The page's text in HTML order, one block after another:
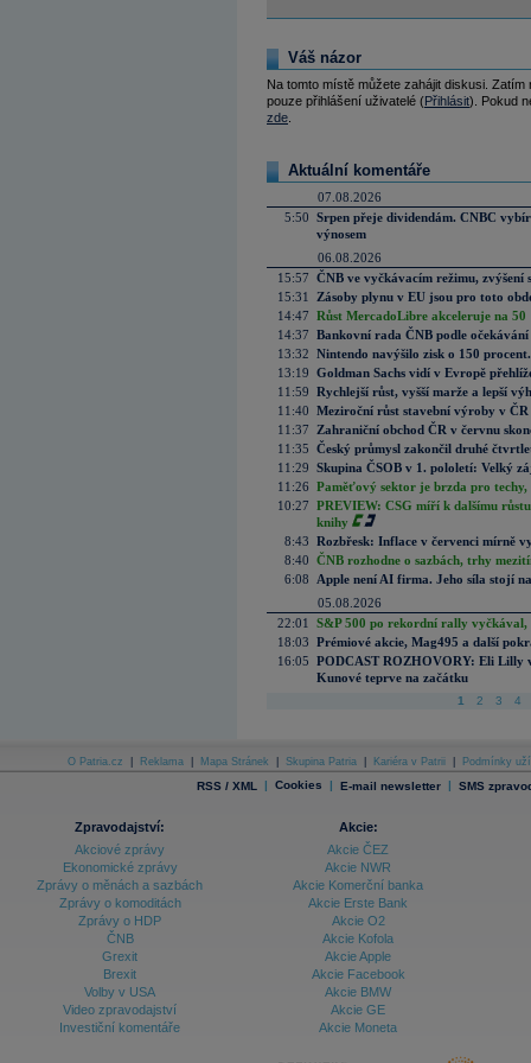
Váš názor
Na tomto místě můžete zahájit diskusi.
pouze přihlášení uživatelé (Přihlásit). Pokud
zde
Aktuální komentáře
07.08.2026
5:50 Srpen přeje dividendám. CNBC
výnosem
06.08.2026
15:57 ČNB ve vyčkávacím režimu, zvýšení
15:31
Zásoby plynu v EU jsou pro toto
14:47 Růst MercadoLibre akceleruje na
14:37 Bankovní rada ČNB podle
13:32 Nintendo navýšilo zisk o 150
13:19 Goldman Sachs vidí v Evropě
11:59 Rychlejší růst, vyšší marže a lepší
11:40 Meziroční růst stavební výroby v
11:37
Zahraniční obchod ČR v červnu
11:35 Český průmysl zakončil druhé
11:29 Skupina ČSOB v 1. pololetí: Velký
11:26 Paměťový sektor je brzda pro techy,
10:27 PREVIEW: CSG míří k dalšímu
knihy
8:43 Rozbřesk: Inflace v červenci mírně
8:40 ČNB rozhodne o sazbách, trhy
6:08
Apple není AI firma. Jeho síla stojí
05.08.2026
22:01
S&P 500 po rekordní rally vyčkával,
18:03 Prémiové akcie, Mag495 a další
16:05 PODCAST ROZHOVORY: Eli Lilly
Kunové teprve na začátku
1 2 3 4
O Patria.cz Reklama Mapa Stránek Skupina Patria Kariéra v Patrii Podmínky
RSS / XML | Cookies | E-mail newsletter | SMS
Zpravodajství:
Akciové zprávy
Ekonomické zprávy
Zprávy o měnách a sazbách
Zprávy o komoditách
Zprávy o HDP
ČNB
Grexit
Brexit
Volby v USA
Video zpravodajství
Investiční komentáře
Akcie:
Akcie ČEZ
Akcie NWR
Akcie Komerční banka
Akcie Erste Bank
Akcie O2
Akcie Kofola
Akcie Apple
Akcie Facebook
Akcie BMW
Akcie GE
Akcie Moneta